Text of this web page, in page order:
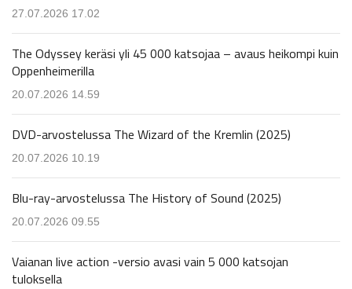
27.07.2026 17.02
The Odyssey keräsi yli 45 000 katsojaa – avaus heikompi kuin
Oppenheimerilla
20.07.2026 14.59
DVD-arvostelussa The Wizard of the Kremlin (2025)
20.07.2026 10.19
Blu-ray-arvostelussa The History of Sound (2025)
20.07.2026 09.55
Vaianan live action -versio avasi vain 5 000 katsojan
tuloksella